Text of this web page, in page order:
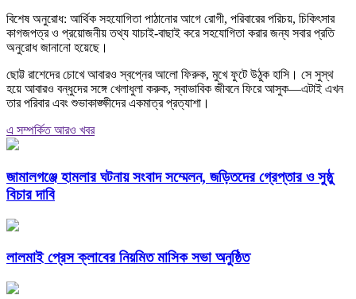
বিশেষ অনুরোধ: আর্থিক সহযোগিতা পাঠানোর আগে রোগী, পরিবারের পরিচয়, চিকিৎসার
কাগজপত্র ও প্রয়োজনীয় তথ্য যাচাই-বাছাই করে সহযোগিতা করার জন্য সবার প্রতি
অনুরোধ জানানো হয়েছে।
ছোট্ট রাশেদের চোখে আবারও স্বপ্নের আলো ফিরুক, মুখে ফুটে উঠুক হাসি। সে সুস্থ
হয়ে আবারও বন্ধুদের সঙ্গে খেলাধুলা করুক, স্বাভাবিক জীবনে ফিরে আসুক—এটাই এখন
তার পরিবার এবং শুভাকাঙ্ক্ষীদের একমাত্র প্রত্যাশা।
এ সম্পর্কিত আরও খবর
জামালগঞ্জে হামলার ঘটনায় সংবাদ সম্মেলন, জড়িতদের গ্রেপ্তার ও সুষ্ঠু
বিচার দাবি
লালমাই প্রেস ক্লাবের নিয়মিত মাসিক সভা অনুষ্ঠিত